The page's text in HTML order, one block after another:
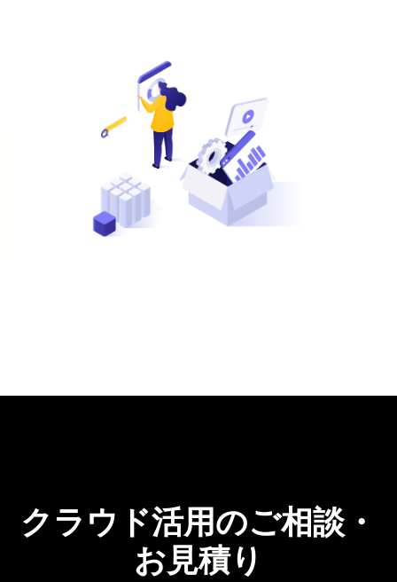
クラウド活用のご相談・
お見積り